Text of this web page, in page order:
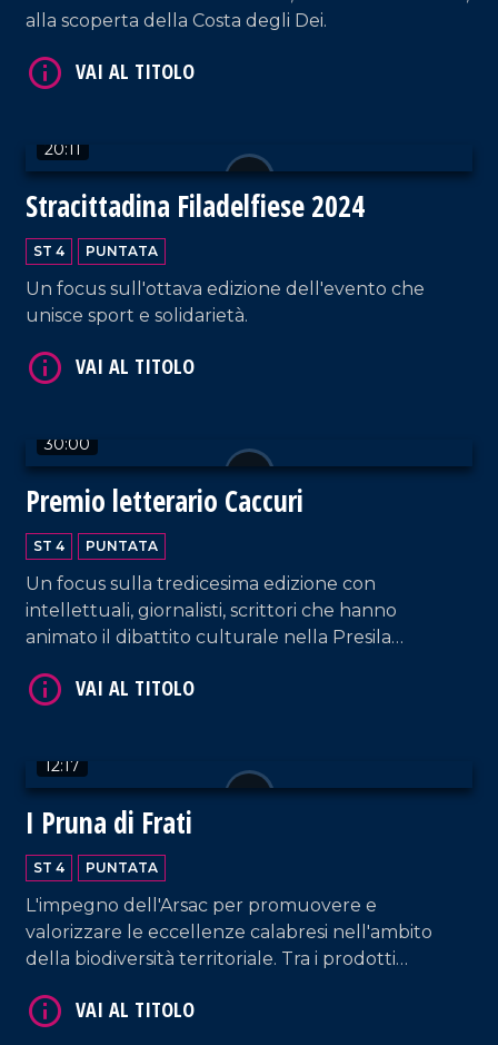
alla scoperta della Costa degli Dei.
20:11
Stracittadina Filadelfiese 2024
ST 4 PUNTATA
Un focus sull'ottava edizione dell'evento che
unisce sport e solidarietà.
30:00
Premio letterario Caccuri
ST 4 PUNTATA
Un focus sulla tredicesima edizione con
intellettuali, giornalisti, scrittori che hanno
animato il dibattito culturale nella Presila
12:17
I Pruna di Frati
ST 4 PUNTATA
L'impegno dell'Arsac per promuovere e
valorizzare le eccellenze calabresi nell'ambito
della biodiversità territoriale. Tra i prodotti
Terranova Sappo Minulio.
VAI AL TITOLO
VAI AL TITOLO
VAI AL TITOLO